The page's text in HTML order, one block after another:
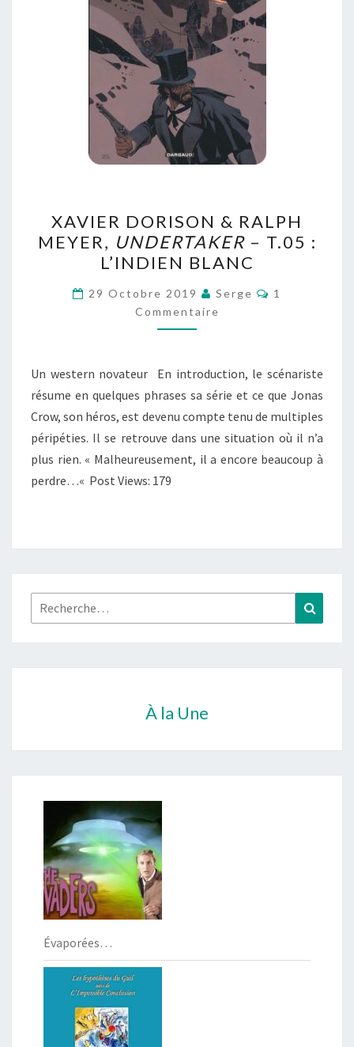
DORISON
&
RALPH
MEYER,
UNDERTAKER
–
:
L’INDIEN
BLANC
XAVIER DORISON & RALPH
MEYER, UNDERTAKER– T.05 :
L’INDIEN BLANC
29 Octobre 2019 Serge
1
Commentaire
Un western novateur En introduction, le scénariste
résume en quelques phrases sa série et ce que Jonas
Crow, son héros, est devenu compte tenu de multiples
péripéties. Il se retrouve dans une situation où il n’a
plus rien. « Malheureusement, il a encore beaucoup à
perdre…« Post Views: 179
Rechercher :
À la Une
Évaporées…